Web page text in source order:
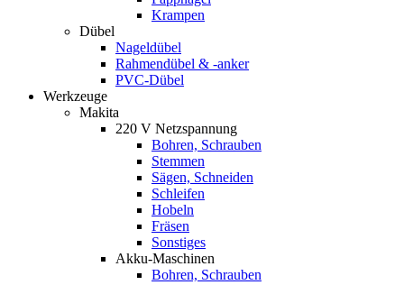
Krampen
Dübel
Nageldübel
Rahmendübel & -anker
PVC-Dübel
Werkzeuge
Makita
220 V Netzspannung
Bohren, Schrauben
Stemmen
Sägen, Schneiden
Schleifen
Hobeln
Fräsen
Sonstiges
Akku-Maschinen
Bohren, Schrauben